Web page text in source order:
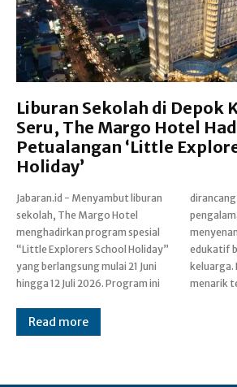
Liburan Sekolah di Depok
Seru, The Margo Hotel
Petualangan ‘Little
Holiday’
Jabaran.id - Menyambut liburan
sekolah, The Margo Hotel
menghadirkan program spesial
“Little Explorers School Holiday”
yang berlangsung mulai 21 Juni
hingga 12 Juli 2026. Program ini
dirancang untuk memberikan
pengalaman menginap yang
menyenangkan sekaligus
edukatif bagi anak-anak dan
keluarga. Berbagai aktivitas
menarik
Read more